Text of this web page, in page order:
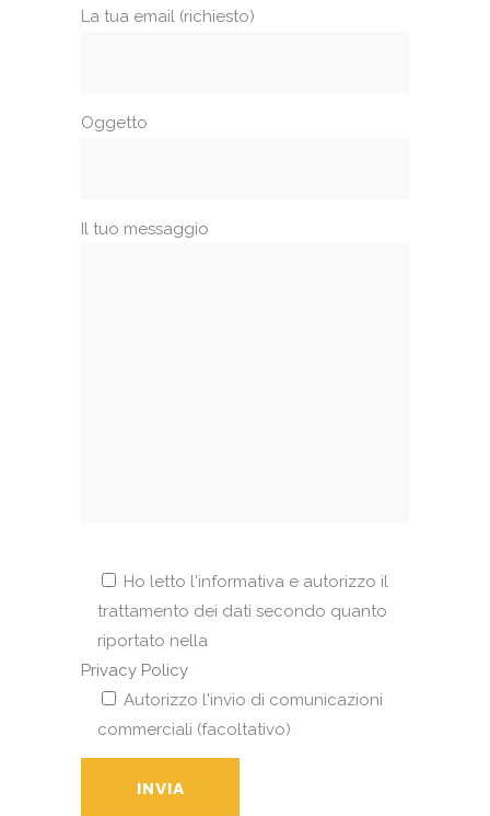
La tua email (richiesto)
Oggetto
Il tuo messaggio
Ho letto l'informativa e autorizzo il
trattamento dei dati secondo quanto
riportato nella
Privacy Policy
Autorizzo l'invio di comunicazioni
commerciali (facoltativo)